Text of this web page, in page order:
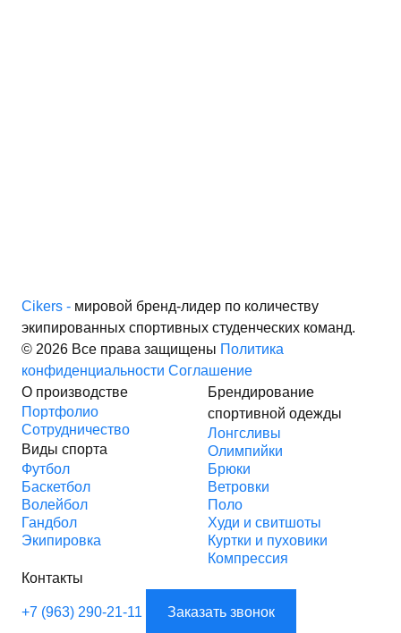
Cikers - мировой бренд-лидер по количеству
экипированных спортивных студенческих команд.
© 2026 Все права защищены Политика
конфиденциальности Соглашение
О производстве
Портфолио
Сотрудничество
Виды спорта
Футбол
Баскетбол
Волейбол
Гандбол
Экипировка
Брендирование
спортивной одежды
Лонгсливы
Олимпийки
Брюки
Ветровки
Поло
Худи и свитшоты
Куртки и пуховики
Компрессия
Контакты
+7 (963) 290-21-11 Заказать звонок